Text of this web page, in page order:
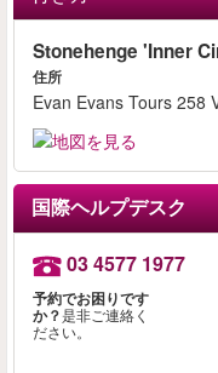
Stonehenge 'Inner
住所
Evan Evans Tours 258
国際ヘルプデスク
03 4577 1977
予約でお困りです
か？是非ご連絡く
ださい。